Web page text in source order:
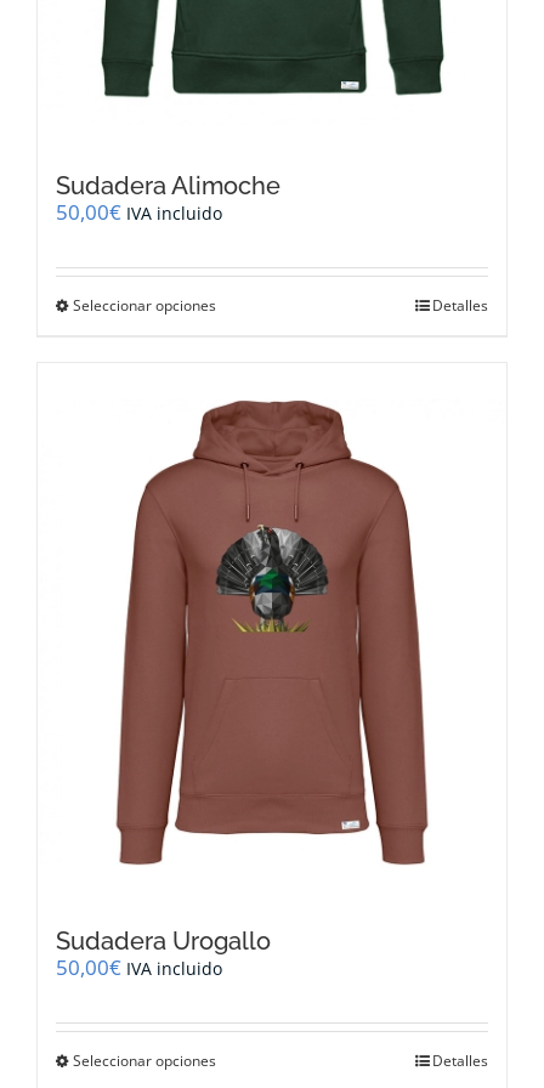
Sudadera Alimoche
50,00€ IVA incluido
Seleccionar opciones
variantes.
Las
opciones
se
pueden
elegir
en
la
página
de
Detalles
Sudadera Urogallo
50,00€ IVA incluido
Seleccionar opciones Detalles